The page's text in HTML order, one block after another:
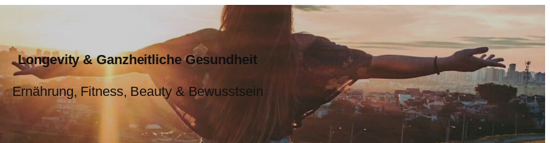
Longevity & Ganzheitliche Gesundheit
Ernährung, Fitness, Beauty & Bewusstsein